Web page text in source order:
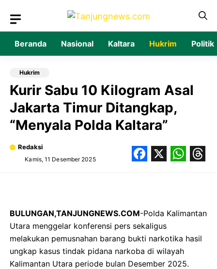
isi
Beranda Nasional Kaltara Hukrim Politik
Hukrim
‎Kurir Sabu 10 Kilogram Asal
Jakarta Timur Ditangkap,
“Menyala Polda Kaltara”
Redaksi
Kamis, 11 Desember 2025
‎BULUNGAN,TANJUNGNEWS.COM-Polda Kalimantan
Utara menggelar konferensi pers sekaligus
melakukan pemusnahan barang bukti narkotika hasil
ungkap kasus tindak pidana narkoba di wilayah
Kalimantan Utara periode bulan Desember 2025.